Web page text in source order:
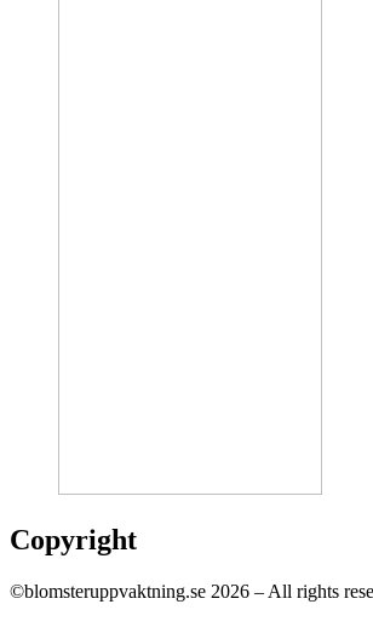
Copyright
©blomsteruppvaktning.se 2026 – All rights